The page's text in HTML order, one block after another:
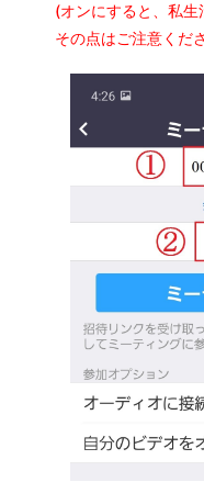
(オンにすると、私
その点はご注意くだ